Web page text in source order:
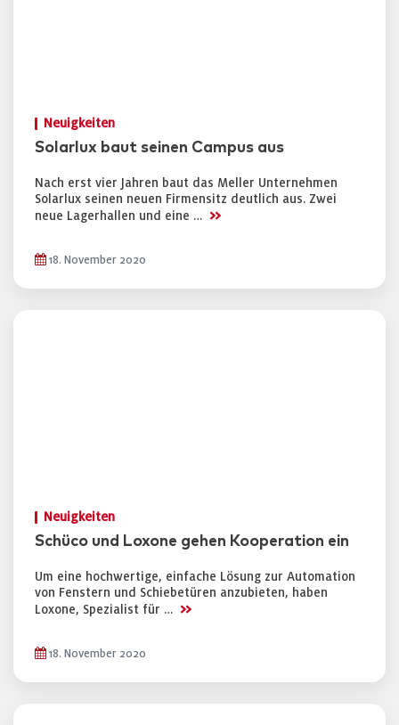
Neuigkeiten
Solarlux baut seinen Campus aus
Nach erst vier Jahren baut das Meller Unternehmen
Solarlux seinen neuen Firmensitz deutlich aus. Zwei
neue Lagerhallen und eine … >>
18. November 2020
Neuigkeiten
Schüco und Loxone gehen Kooperation ein
Um eine hochwertige, einfache Lösung zur Automation
von Fenstern und Schiebetüren anzubieten, haben
Loxone, Spezialist für … >>
18. November 2020